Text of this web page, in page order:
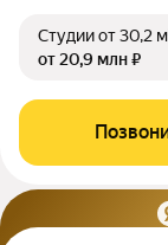
Студииот 30,2
от 20,9 млн ₽